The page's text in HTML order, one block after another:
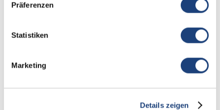
Präferenzen
Statistiken
Marketing
Details zeigen